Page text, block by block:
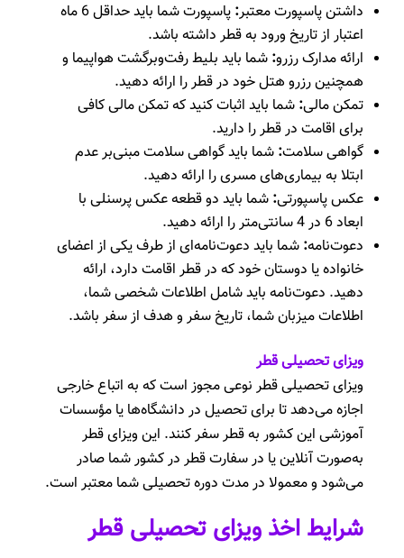
داشتن پاسپورت معتبر:
پاسپورت شما باید حداقل 6 ماه
اعتبار از تاریخ ورود به قطر داشته باشد.
ارائه مدارک رزرو: شما باید بلیط رفت‌وبرگشت هواپیما و
همچنین رزرو هتل خود در قطر را ارائه دهید.
تمکن مالی: شما باید اثبات کنید که تمکن مالی کافی
برای اقامت در قطر را دارید.
گواهی سلامت: شما باید گواهی سلامت مبنی‌بر عدم
ابتلا به بیماری‌های مسری را ارائه دهید.
عکس پاسپورتی: شما باید دو قطعه عکس پرسنلی با
ابعاد 6 در 4 سانتی‌متر را ارائه دهید.
دعوت‌نامه: شما باید دعوت‌نامه‌ای از طرف یکی از اعضای
خانواده یا دوستان خود که در قطر اقامت دارد، ارائه
دهید. دعوت‌نامه باید شامل اطلاعات شخصی شما،
اطلاعات میزبان شما، تاریخ سفر و هدف از سفر باشد.
ویزای تحصیلی قطر
ویزای تحصیلی قطر نوعی مجوز است که به اتباع خارجی
اجازه می‌دهد تا برای تحصیل در دانشگاه‌ها یا مؤسسات
آموزشی این کشور به قطر سفر کنند. این ویزای قطر
به‌صورت آنلاین یا در سفارت قطر در کشور شما صادر
می‌شود و معمولا در مدت دوره تحصیلی شما معتبر است.
شرایط اخذ ویزای تحصیلی قطر